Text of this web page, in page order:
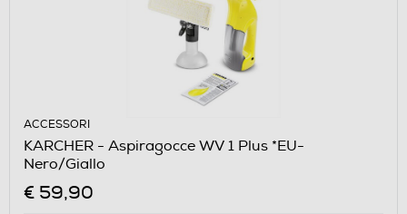
ACCESSORI
KARCHER - Aspiragocce WV 1 Plus *EU-
Nero/Giallo
€ 59,90